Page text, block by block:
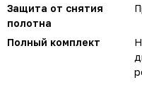
Защита от снятия
полотна
Полный комплект